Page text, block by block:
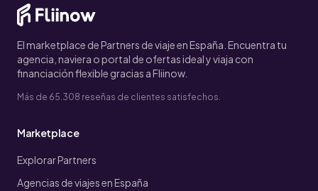
El marketplace de Partners de viaje en España. Encuentra tu
agencia, naviera o portal de ofertas ideal y viaja con
financiación flexible gracias a Fliinow.
Más de 65.308 reseñas de clientes satisfechos.
Marketplace
Explorar Partners
Agencias de viajes en España